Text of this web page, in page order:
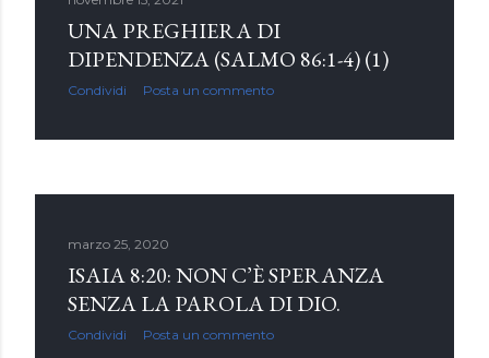
UNA PREGHIERA DI
DIPENDENZA (SALMO 86:1-4) (1)
Condividi Posta un commento
marzo 25, 2020
ISAIA 8:20: NON C’È SPERANZA
SENZA LA PAROLA DI DIO.
Condividi Posta un commento